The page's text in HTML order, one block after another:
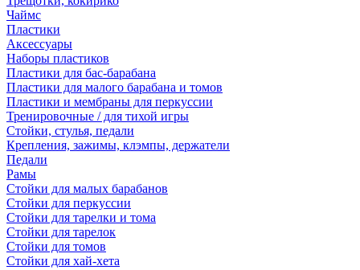
Чаймс
Пластики
Аксессуары
Наборы пластиков
Пластики для бас-барабана
Пластики для малого барабана и томов
Пластики и мембраны для перкуссии
Тренировочные / для тихой игры
Стойки, стулья, педали
Крепления, зажимы, клэмпы, держатели
Педали
Рамы
Стойки для малых барабанов
Стойки для перкуссии
Стойки для тарелки и тома
Стойки для тарелок
Стойки для томов
Стойки для хай-хета